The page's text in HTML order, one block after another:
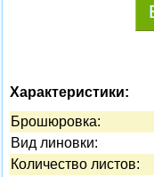
Характеристики:
Брошюровка:
Вид линовки:
Количество листов: